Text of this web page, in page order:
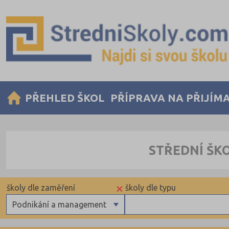
PŘEHLED ŠKOL PŘÍPRAVA NA
STŘEDNÍ
školy dle typu
×
Podnikání a management
školy dle zaměření